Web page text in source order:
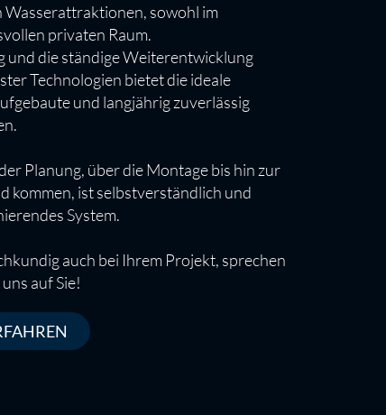
sowohl im
privaten Raum.
und die ständige Weiterentwicklung
Technologien bietet die ideale
und langjährig zuverlässig
Planung, über die Montage bis hin zur
kommen, ist selbstverständlich und
System.
auch bei Ihrem Projekt, sprechen
auf Sie!